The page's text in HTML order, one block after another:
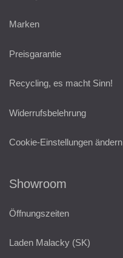
Marken
Preisgarantie
Recycling, es macht Sinn!
Widerrufsbelehrung
Cookie-Einstellungen ändern
Showroom
Öffnungszeiten
Laden Malacky (SK)